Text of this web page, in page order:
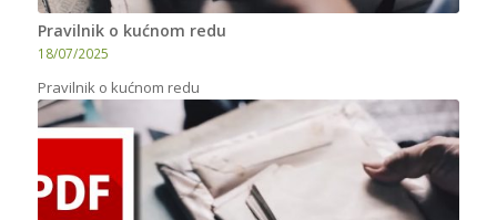
Pravilnik o kućnom redu
18/07/2025
Pravilnik o kućnom redu